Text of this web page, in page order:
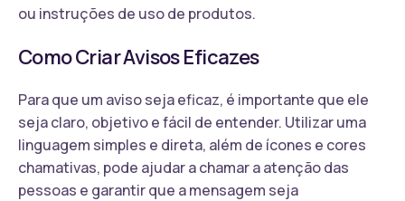
ou instruções de uso de produtos.
Como Criar Avisos Eficazes
Para que um aviso seja eficaz, é importante que ele
seja claro, objetivo e fácil de entender. Utilizar uma
linguagem simples e direta, além de ícones e cores
chamativas, pode ajudar a chamar a atenção das
pessoas e garantir que a mensagem seja